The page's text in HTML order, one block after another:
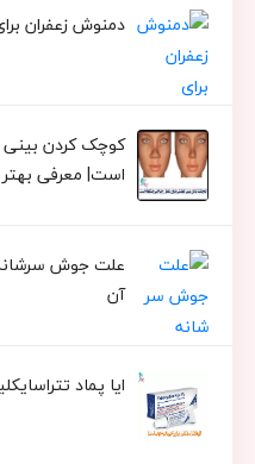
دمنوش زعفران
کوچک کردن
است| معرفی
علت جوش
آن
ایا پماد